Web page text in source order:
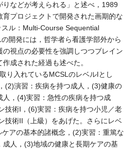
りなどが考えられる」と述べ，1989
プロジェクトで開発された画期的な
ル：Multi-Course Sequential
開発には，哲学者ら看護学部外から
視点の必要性を強調しつつブレイン
成された経過も述べた。
り入れているMCSLのレベルIとし
(2)演習：疾病を持つ成人，(3)健康の
人，(4)実習：急性の疾病を持つ成
技術I，(6)実習：疾病を持つ小児／老
技術II（上級）をあげた。さらにレベ
アの基本的諸概念，(2)実習：重篤な
人，(3)地域の健康と長期ケアの基